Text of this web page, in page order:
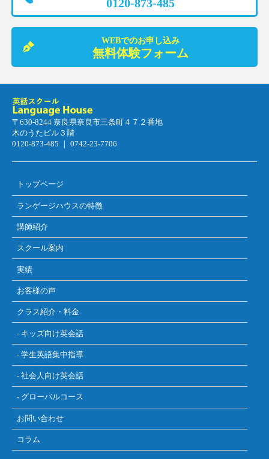
0120-873-485
WEBでのお申し込み
無料体験フォーム
〒630-8244 奈良県奈良市三条町４７２番地
木のうたビル３階
0120-873-485 ｜ 0742-23-7706
トップページ
ランゲージハウスの特徴
講師紹介
スクール案内
実績
お客様の声
クラス紹介・料金
- キッズ向け英会話
- 学生英語集中指導
- 社会人向け英会話
- グローバルコース
お問い合わせ
コラム